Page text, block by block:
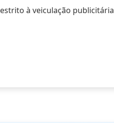
à veiculação publicitária